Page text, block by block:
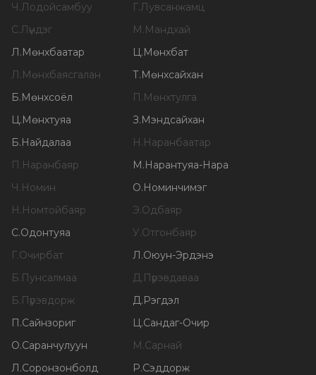
Ч.Лодойсамбуу Г.Лувсанжамц
С.Лүндэг М.Мандхай
Л.Мөнхбаатар Ц.Мөнхбат
Л.Мөнхбаясгалан Т.Мөнхсайхан
Б.Мөнхсоёл П.Мөнхтулга
Ц.Мөнхтуяа З.Мэндсайхан
Б.Найдалаа Н.Наранбаатар
П.Наранбаяр М.Нарантуяа-Нара
Ч.Номин О.Номинчимэг
Н.Номтойбаяр Э.Одбаяр
С.Одонтуяа У.Отгонбаяр
Г.Очирбат Л.Оюун-Эрдэнэ
Б.Пунсалмаа Д.Пүрэвдаваа
Б.Пүрэвдорж Д.Рэгдэл
П.Сайнзориг Ц.Сандаг-Очир
О.Саранчулуун М.Сарнай
Л.Соронзонболд Р.Сэддорж